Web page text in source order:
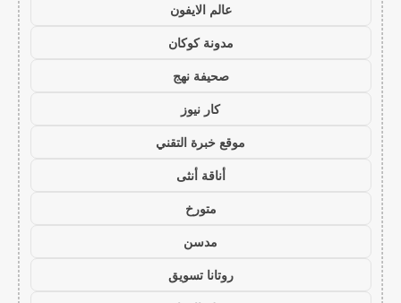
عالم الايفون
مدونة كوكان
صحيفة نهج
كار نيوز
موقع خبرة التقني
أناقة أنثى
متورخ
مدسن
روتانا تسويق